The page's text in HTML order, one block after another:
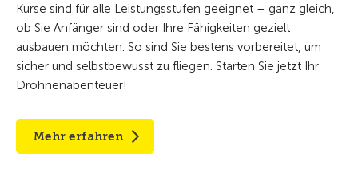
Kurse sind für alle Leistungsstufen geeignet – ganz gleich,
ob Sie Anfänger sind oder Ihre Fähigkeiten gezielt
ausbauen möchten. So sind Sie bestens vorbereitet, um
sicher und selbstbewusst zu fliegen. Starten Sie jetzt Ihr
Drohnenabenteuer!
Mehr erfahren